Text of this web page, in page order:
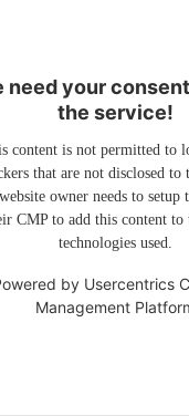
need your
the service!
content is not permitted to
that are not disclosed to
owner needs to setup
CMP to add this content
technologies used.
by Usercentrics
Management